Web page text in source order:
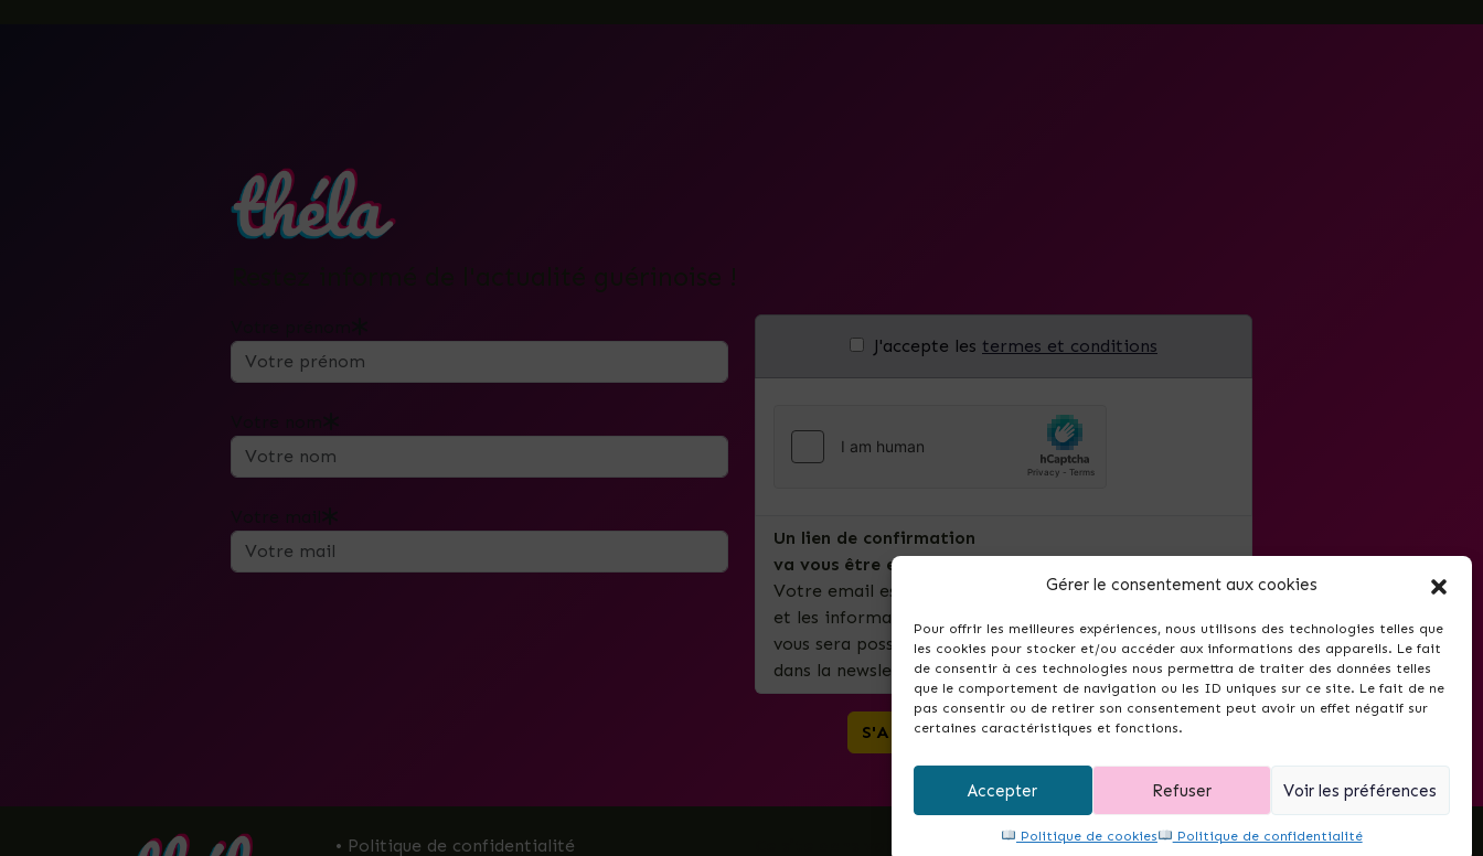
Gérer le consentement aux cookies
Pour offrir les meilleures expériences, nous utilisons des technologies telles que
les cookies pour stocker et/ou accéder aux informations des appareils. Le fait
de consentir à ces technologies nous permettra de traiter des données telles
que le comportement de navigation ou les ID uniques sur ce site. Le fait de ne
pas consentir ou de retirer son consentement peut avoir un effet négatif sur
certaines caractéristiques et fonctions.
Accepter Refuser Voir les préférences
Politique de cookies Politique de confidentialité
J'accepte les termes et conditions
Un lien de confirmation
va vous être envoyé par mail.
Votre email est uniquement utilisé pour la newsletter
et les informations importantes relatives à Thela.fr. Il
vous sera possible de vous désinscrire via le lien inclus
dans la newsletter.
• Politique de confidentialité Ce site dans votre commune ?